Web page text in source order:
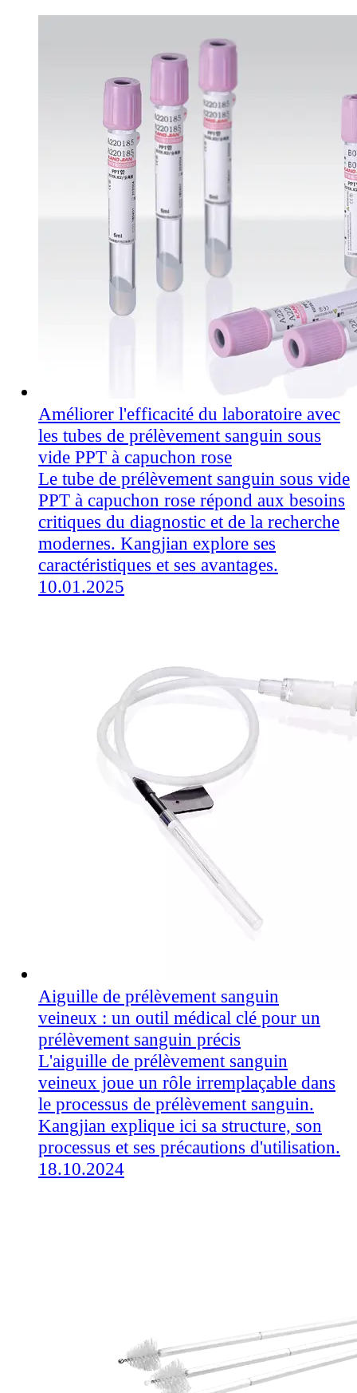
Améliorer l'efficacité du laboratoire avec
les tubes de prélèvement sanguin sous
vide PPT à capuchon rose
Le tube de prélèvement sanguin sous vide
PPT à capuchon rose répond aux besoins
critiques du diagnostic et de la recherche
modernes. Kangjian explore ses
caractéristiques et ses avantages.
10.01.2025
Aiguille de prélèvement sanguin
veineux : un outil médical clé pour un
prélèvement sanguin précis
L'aiguille de prélèvement sanguin
veineux joue un rôle irremplaçable dans
le processus de prélèvement sanguin.
Kangjian​ explique ici sa structure, son
processus et ses précautions d'utilisation.
18.10.2024